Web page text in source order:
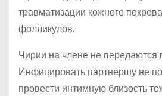
травматизации кожного
фолликулов.
Чирии на члене не передаются
Инфицировать партнершу не
провести интимную близость